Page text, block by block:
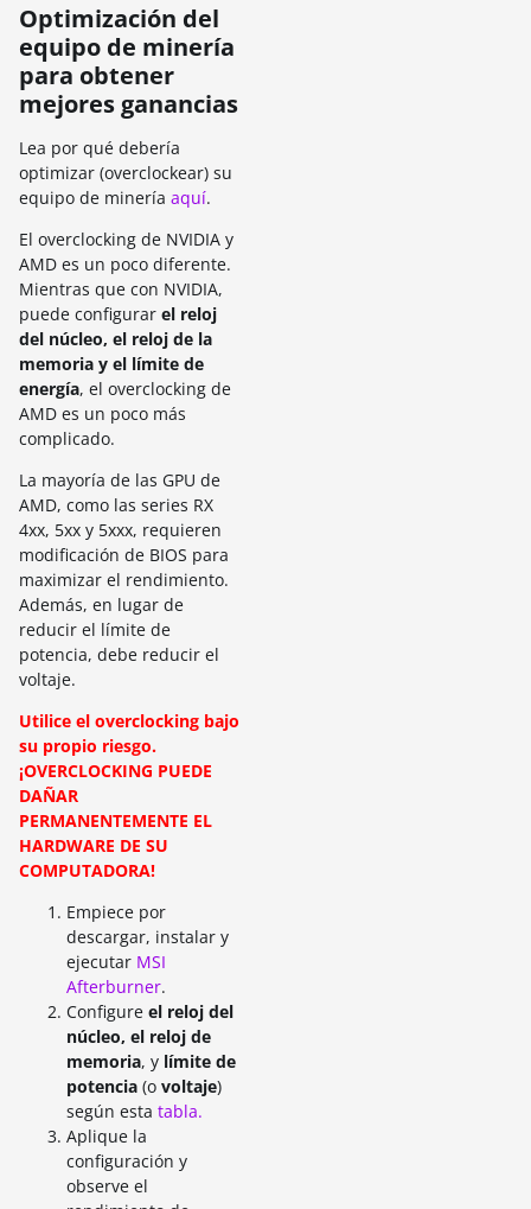
Optimización del
equipo de minería
para obtener
mejores ganancias
Lea por qué debería
optimizar (overclockear) su
equipo de minería aquí.
El overclocking de NVIDIA y
AMD es un poco diferente.
Mientras que con NVIDIA,
puede configurar el reloj
del núcleo, el reloj de la
memoria y el límite de
energía, el overclocking de
AMD es un poco más
complicado.
La mayoría de las GPU de
AMD, como las series RX
4xx, 5xx y 5xxx, requieren
modificación de BIOS para
maximizar el rendimiento.
Además, en lugar de
reducir el límite de
potencia, debe reducir el
voltaje.
Utilice el overclocking bajo
su propio riesgo.
¡OVERCLOCKING PUEDE
DAÑAR
PERMANENTEMENTE EL
HARDWARE DE SU
COMPUTADORA!
Empiece por
descargar, instalar y
ejecutar MSI
Afterburner.
Configure el reloj del
núcleo, el reloj de
memoria, y límite de
potencia (o voltaje)
según esta tabla.
Aplique la
configuración y
observe el